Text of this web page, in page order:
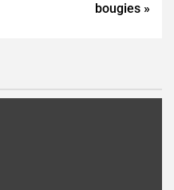
bougies »